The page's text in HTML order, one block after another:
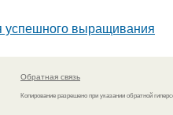
успешного выращивания
Обратная связь
Копирование разрешено при указании обратной